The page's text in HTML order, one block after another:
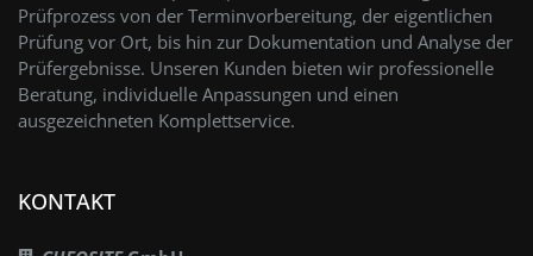
Prüfprozess von der Terminvorbereitung, der eigentlichen
Prüfung vor Ort, bis hin zur Dokumentation und Analyse der
Prüfergebnisse. Unseren Kunden bieten wir professionelle
Beratung, individuelle Anpassungen und einen
ausgezeichneten Komplettservice.
KONTAKT